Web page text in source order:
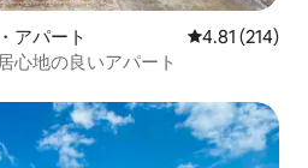
アパート レビュー214
4.81 (214)
心地の良いアパート